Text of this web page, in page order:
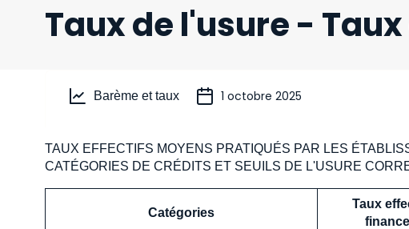
Taux de l'usure - Taux
Barème et taux 1 octobre 2025
TAUX EFFECTIFS MOYENS PRATIQUÉS PAR LES
CATÉGORIES DE CRÉDITS ET SEUILS DE L'USURE
Catégories
Taux